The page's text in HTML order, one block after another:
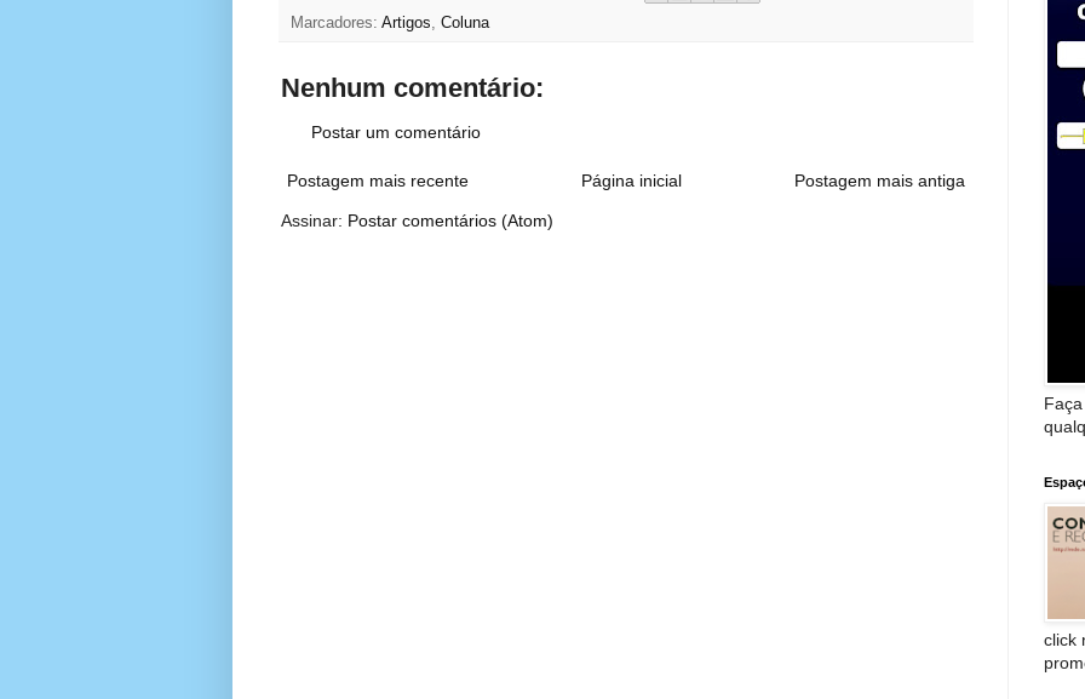
Marcadores: Artigos Coluna
Nenhum comentário:
Postar um comentário
Postagem mais recente Postagem mais antiga
Página inicial
Assinar: Postar comentários (Atom)
click